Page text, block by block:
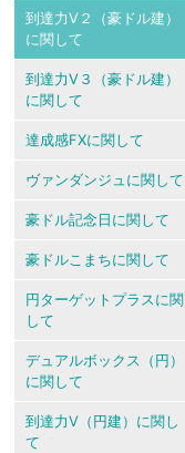
到達力V２（豪ドル建）
に関して
到達力V３（豪ドル建）
に関して
達成感FXに関して
ヴァンダンジュに関して
豪ドル記念日に関して
豪ドルこまちに関して
円ターゲットプラスに関
して
デュアルボックス（円）
に関して
到達力V（円建）に関し
て